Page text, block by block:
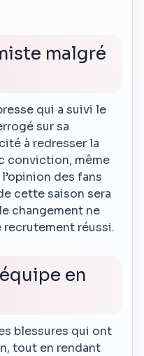
malgré
qui a suivi le
sur sa
à redresser la
conviction, même
des fans
cette saison sera
changement ne
recrutement réussi.
en
blessures qui ont
tout en rendant